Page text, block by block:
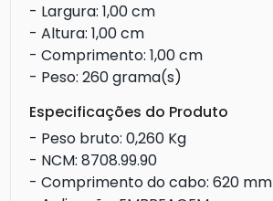
- Largura: 1,00 cm
- Altura: 1,00 cm
- Comprimento: 1,00 cm
- Peso: 260 grama(s)
Especificações do Produto
- Peso bruto: 0,260 Kg
- NCM: 8708.99.90
- Comprimento do cabo: 620 mm